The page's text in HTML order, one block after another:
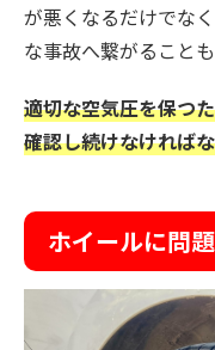
が悪くなるだけでな
な事故へ繋がることも
適切な空気圧を保つ
確認し続けなければ
ホイールに問